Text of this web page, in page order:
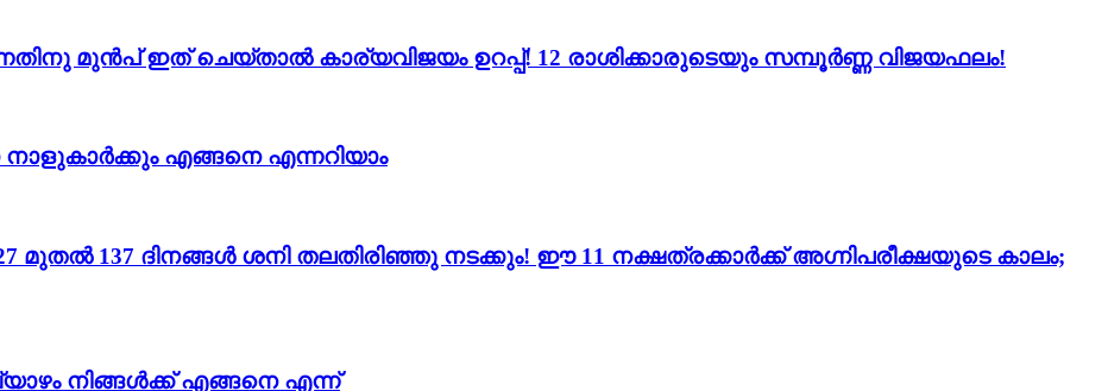
മുൻപ് ഇത് ചെയ്താൽ കാര്യവിജയം ഉറപ്പ്! 12 രാശിക്കാരുടെയും സമ്പൂർണ്ണ വിജയഫലം!
എങ്ങനെ എന്നറിയാം
137 ദിനങ്ങൾ ശനി തലതിരിഞ്ഞു നടക്കും! ഈ 11 നക്ഷത്രക്കാർക്ക് അഗ്നിപരീക്ഷയുടെ കാലം;
നിങ്ങൾക്ക് എങ്ങനെ എന്ന്